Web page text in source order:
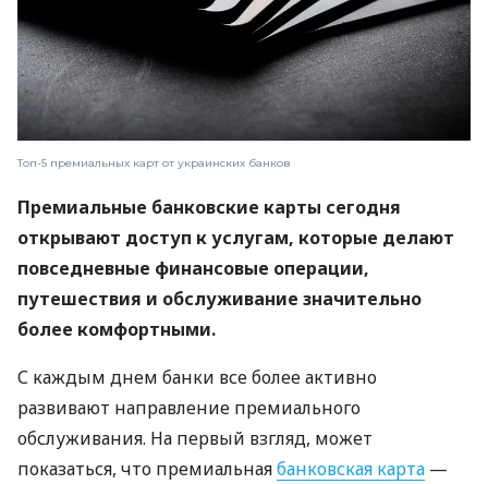
Топ-5 премиальных карт от украинских банков
Премиальные банковские карты сегодня
открывают доступ к услугам, которые делают
повседневные финансовые операции,
путешествия и обслуживание значительно
более комфортными.
С каждым днем ​​банки все более активно
развивают направление премиального
обслуживания. На первый взгляд, может
показаться, что премиальнаябанковская карта —